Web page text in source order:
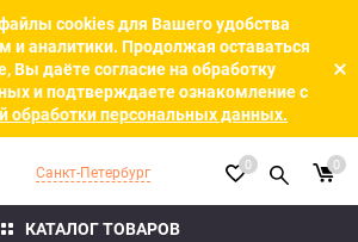
cookies для Вашего удобства
и аналитики. Продолжая оставаться
Вы даёте согласие на обработку
и подтверждаете ознакомление с
обработки персональных данных.
КАТАЛОГ ТОВАРОВ
Санкт-Петербург 0 0